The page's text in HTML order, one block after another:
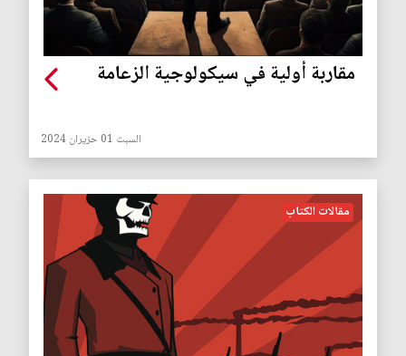
مقاربة أولية في سيكولوجية الزعامة
السبت 01 حزيران 2024
مقالات الكتاب